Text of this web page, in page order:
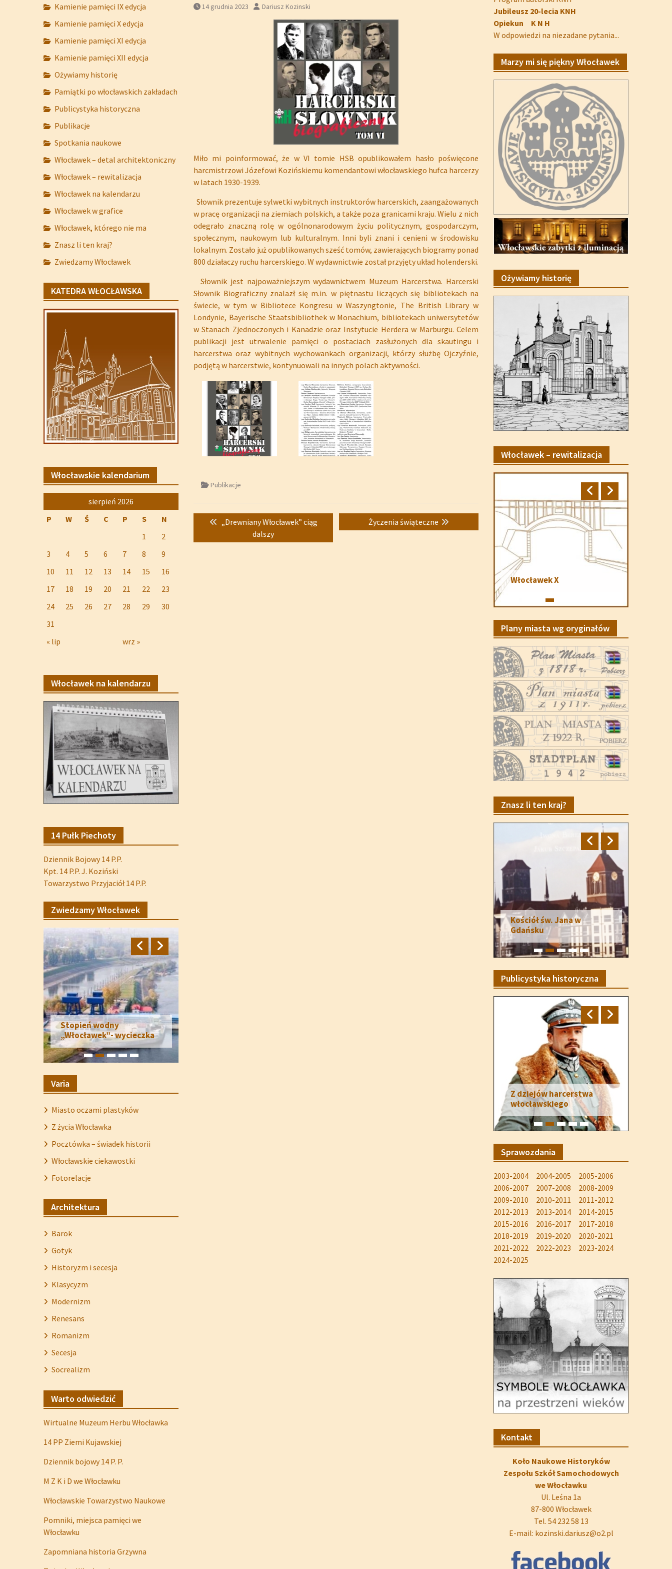
14 grudnia 2023 Dariusz Kozinski
Miło mi poinformować, że w VI tomie HSB opublikowałem hasło poświęcone
harcmistrzowi Józefowi Kozińskiemu komendantowi włocławskiego hufca harcerzy
w latach 1930-1939.
Słownik prezentuje sylwetki wybitnych instruktorów harcerskich, zaangażowanych
w pracę organizacji na ziemiach polskich, a także poza granicami kraju. Wielu z nich
odegrało znaczną rolę w ogólnonarodowym życiu politycznym, gospodarczym,
społecznym, naukowym lub kulturalnym. Inni byli znani i cenieni w środowisku
lokalnym. Zostało już opublikowanych sześć tomów, zawierających biogramy ponad
800 działaczy ruchu harcerskiego. W wydawnictwie został przyjęty układ holenderski.
Słownik jest najpoważniejszym wydawnictwem Muzeum Harcerstwa. Harcerski
Słownik Biograficzny znalazł się m.in. w piętnastu liczących się bibliotekach na
świecie, w tym w Bibliotece Kongresu w Waszyngtonie, The British Library w
Londynie, Bayerische Staatsbibliothek w Monachium, bibliotekach uniwersytetów
w Stanach Zjednoczonych i Kanadzie oraz Instytucie Herdera w Marburgu. Celem
publikacji jest utrwalenie pamięci o postaciach zasłużonych dla skautingu i
harcerstwa oraz wybitnych wychowankach organizacji, którzy służbę Ojczyźnie,
podjętą w harcerstwie, kontynuowali na innych polach aktywności.
Publikacje
Nawigacja
wpisu
Previous
„Drewniany Włocławek” ciąg
dalszy
Next
post:
Życzenia świąteczne
Jubileusz 20-lecia KNH
Opiekun K N H
W odpowiedzi na niezadane pytania...
Marzy mi się piękny Włocławek
Ożywiamy historię
Włocławek – rewitalizacja
Włocławek X
Plany miasta wg oryginałów
Znasz li ten kraj?
Kościół św. Jana w
Gdańsku
Publicystyka historyczna
Z dziejów harcerstwa
włocławskiego
Sprawozdania
2003-2004 2004-2005
2005-2006
2006-2007
2007-2008
2008-2009
2009-2010
2010-2011
2011-2012
2012-2013
2013-2014
2014-2015
2015-2016
2016-2017
2017-2018
2018-2019
2019-2020
2020-2021
2021-2022
2022-2023
2023-2024
2024-2025
Kontakt
Koło Naukowe Historyków
Zespołu Szkół Samochodowych
we Włocławku
Ul. Leśna 1a
87-800 Włocławek
Tel. 54 232 58 13
E-mail: kozinski.dariusz@o2.pl
Kamienie pamięci IX edycja
Kamienie pamięci X edycja
Kamienie pamięci XI edycja
Kamienie pamięci XII edycja
Ożywiamy historię
Pamiątki po włocławskich zakładach
Publicystyka historyczna
Publikacje
Spotkania naukowe
Włocławek – detal architektoniczny
Włocławek – rewitalizacja
Włocławek na kalendarzu
Włocławek w grafice
Włocławek, którego nie ma
Znasz li ten kraj?
Zwiedzamy Włocławek
KATEDRA WŁOCŁAWSKA
Włocławskie kalendarium
sierpień 2026
P
W Ś C P S
N
1
2
3
4 5 6 7 8
9
10
11 12 13 14 15
16
17
18 19 20 21 22
23
24
25 26 27 28 29
30
31
« lip
wrz »
Włocławek na kalendarzu
14 Pułk Piechoty
Dziennik Bojowy 14 P.P.
Kpt. 14 P.P. J. Koziński
Towarzystwo Przyjaciół 14 P.P.
Zwiedzamy Włocławek
Stopień wodny
„Włocławek”- wycieczka
Varia
Miasto oczami plastyków
Z życia Włocławka
Pocztówka – świadek historii
Włocławskie ciekawostki
Fotorelacje
Architektura
Barok
Gotyk
Historyzm i secesja
Klasycyzm
Modernizm
Renesans
Romanizm
Secesja
Socrealizm
Warto odwiedzić
Wirtualne Muzeum Herbu Włocławka
14 PP Ziemi Kujawskiej
Dziennik bojowy 14 P. P.
M Z K i D we Włocławku
Włocławskie Towarzystwo Naukowe
Pomniki, miejsca pamięci we
Włocławku
Zapomniana historia Grzywna